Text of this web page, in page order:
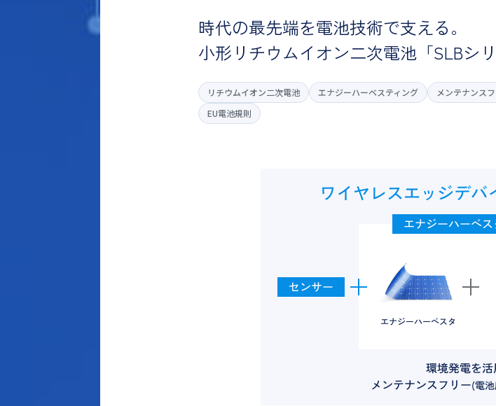
時代の最先端を電池技術で支える。
小形リチウムイオン二次電池 「SLBシ
リチウムイオン二次電池 エナジーハーベスティング メンテナンス
EU電池規則